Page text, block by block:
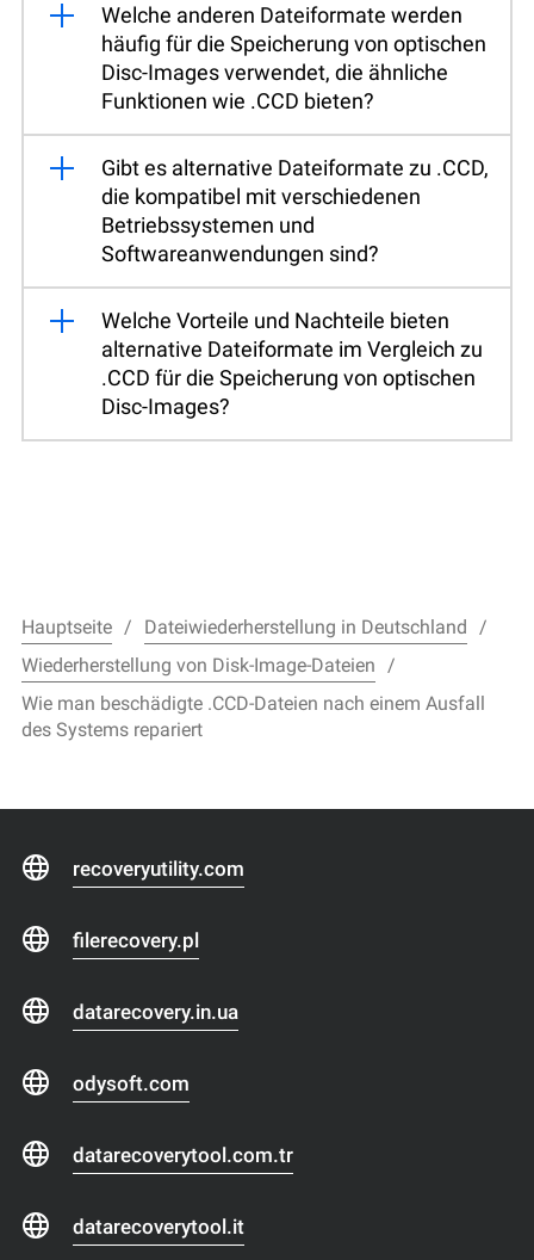
Welche anderen Dateiformate werden
häufig für die Speicherung von optischen
Disc-Images verwendet, die ähnliche
Funktionen wie .CCD bieten?
Gibt es alternative Dateiformate zu .CCD,
die kompatibel mit verschiedenen
Betriebssystemen und
Softwareanwendungen sind?
Welche Vorteile und Nachteile bieten
alternative Dateiformate im Vergleich zu
.CCD für die Speicherung von optischen
Disc-Images?
Hauptseite
Dateiwiederherstellung in Deutschland
Wiederherstellung von Disk-Image-Dateien
Wie man beschädigte .CCD-Dateien nach einem Ausfall
des Systems repariert
recoveryutility.com
filerecovery.pl
datarecovery.in.ua
odysoft.com
datarecoverytool.com.tr
datarecoverytool.it